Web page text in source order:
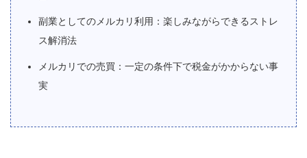
副業としてのメルカリ利用：楽しみながらできるストレ
ス解消法
メルカリでの売買：一定の条件下で税金がかからない事
実